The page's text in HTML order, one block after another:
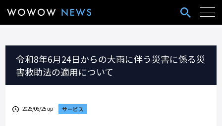
令和8年6月24日からの大雨に伴う災害に係る災
害救助法の適用について
2026/06/25 up サービス